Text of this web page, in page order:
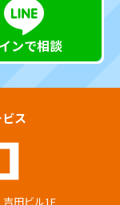
ンで相談
ス
田ビル1F